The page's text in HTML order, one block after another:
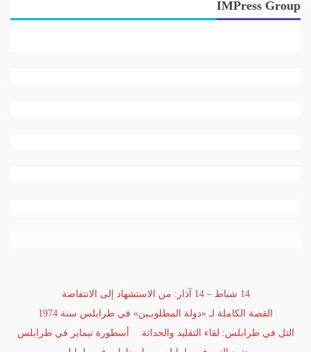
IMPress Group
14 شباط – 14 آذار: من الاستشهاد إلى الانتفاضة
القصة الكاملة لـ «دولة المطلوبـين» في طرابلس سنة 1974
التل في طرابلس: لقاء التقليد والحداثة
أسطورة نيماير في طرابلس